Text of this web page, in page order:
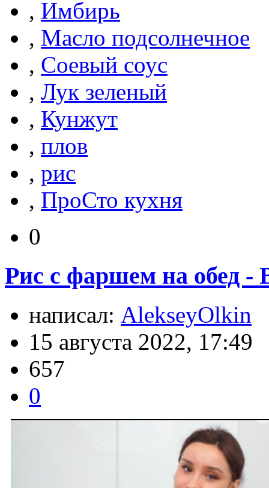
, Имбирь
, Масло подсолнечное
, Соевый соус
, Лук зеленый
, Кунжут
, плов
, рис
, ПроСто кухня
0
Рис с фаршем на обед -
написал: AlekseyOlkin
15 августа 2022, 17:49
657
0